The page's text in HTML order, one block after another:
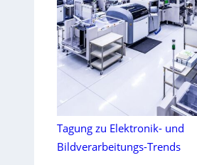
Tagung zu Elektronik- und
Bildverarbeitungs-Trends